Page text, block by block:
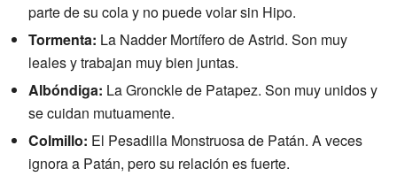
parte de su cola y no puede volar sin Hipo.
Tormenta: La Nadder Mortífero de Astrid. Son muy
leales y trabajan muy bien juntas.
Albóndiga: La Gronckle de Patapez. Son muy unidos y
se cuidan mutuamente.
Colmillo: El Pesadilla Monstruosa de Patán. A veces
ignora a Patán, pero su relación es fuerte.